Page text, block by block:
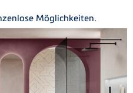
Möglichkeiten.